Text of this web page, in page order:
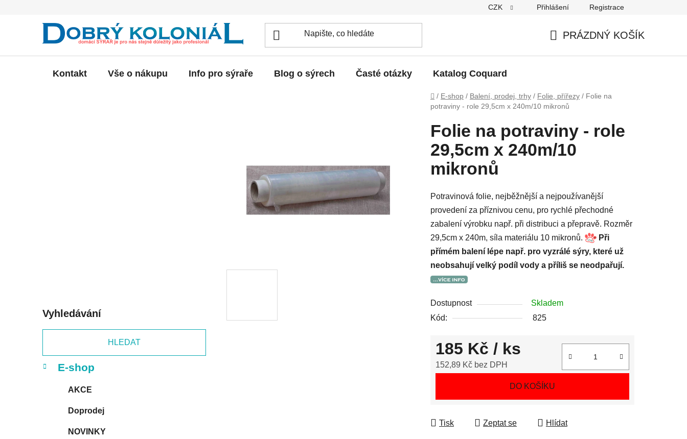
CZK Přihlášení Registrace
PRÁZDNÝ KOŠÍK
Kontakt Vše o nákupu Info pro sýraře Blog o sýrech Časté otázky Katalog Coquard
Domů
/ E-shop / Balení, prodej, trhy / Folie, přířezy / Folie na
potraviny - role 29,5cm x 240m/10 mikronů
Vyhledávání
HLEDAT
kategorie
K
a
E-shop
AKCE
Doprodej
NOVINKY
Folie na potraviny - role
29,5cm x 240m/10
mikronů
Potravinová folie, nejběžnější a nejpoužívanější
provedení za příznivou cenu, pro rychlé přechodné
zabalení výrobku např. při distribuci a přepravě. Rozměr
29,5cm x 240m, síla materiálu 10 mikronů.
Při
přímém balení lépe např. pro vyzrálé sýry, které už
neobsahují velký podíl vody a příliš se neodpařují.
Dostupnost
Skladem
Kód:
825
185 Kč / ks
152,89 Kč bez DPH
DO KOŠÍKU
Tisk Zeptat se Hlídat